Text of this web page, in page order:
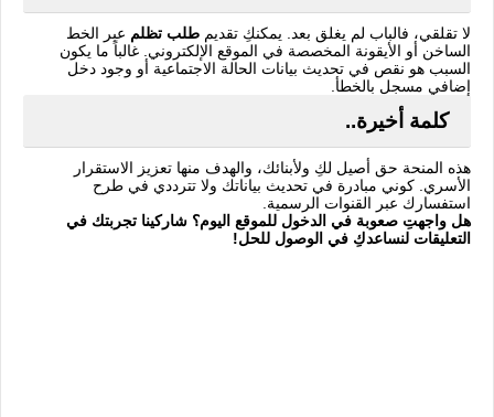
لا تقلقي، فالباب لم يغلق بعد. يمكنكِ تقديم طلب تظلم عبر الخط
الساخن أو الأيقونة المخصصة في الموقع الإلكتروني. غالباً ما يكون
السبب هو نقص في تحديث بيانات الحالة الاجتماعية أو وجود دخل
إضافي مسجل بالخطأ.
كلمة أخيرة..
هذه المنحة حق أصيل لكِ ولأبنائك، والهدف منها تعزيز الاستقرار
الأسري. كوني مبادرة في تحديث بياناتك ولا تترددي في طرح
استفسارك عبر القنوات الرسمية.
هل واجهتِ صعوبة في الدخول للموقع اليوم؟ شاركينا تجربتك في
التعليقات لنساعدكِ في الوصول للحل!